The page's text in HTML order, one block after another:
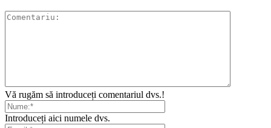
Vă rugăm să introduceți comentariul dvs.!
Introduceți aici numele dvs.